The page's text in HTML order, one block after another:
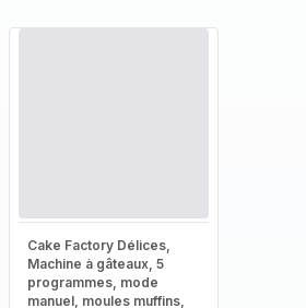
Cake Factory Délices,
Machine à gâteaux, 5
programmes, mode
manuel, moules muffins,